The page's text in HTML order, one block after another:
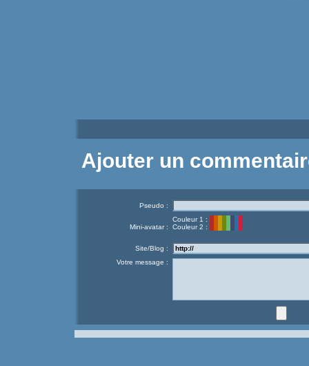
Ajouter un
Pseudo :
Mini-avatar :
Couleur 1 :
Couleur 2 :
Site/Blog :
Votre message :